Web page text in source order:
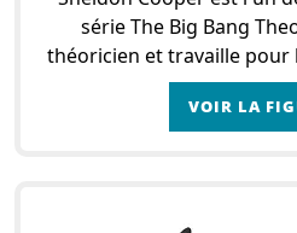
série The Big Bang
théoricien et travaille pour
avec les trois autres
VOIR LA